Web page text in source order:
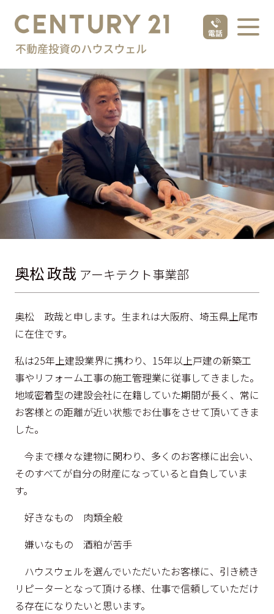
奥松 政哉 アーキテクト事業部
奥松 政哉と申します。生まれは大阪府、埼玉県上尾市
に在住です。
私は25年上建設業界に携わり、15年以上戸建の新築工
事やリフォーム工事の施工管理業に従事してきました。
地域密着型の建設会社に在籍していた期間が長く、常に
お客様との距離が近い状態でお仕事をさせて頂いてきま
した。
今まで様々な建物に関わり、多くのお客様に出会い、
そのすべてが自分の財産になっていると自負していま
す。
好きなもの 肉類全般
嫌いなもの 酒粕が苦手
ハウスウェルを選んでいただいたお客様に、引き続き
リピーターとなって頂ける様、仕事で信頼していただけ
る存在になりたいと思います。